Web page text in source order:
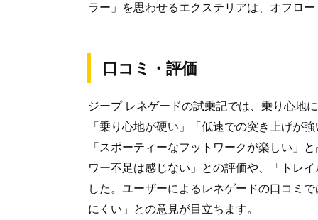
ラー」を思わせるエクステリアは、オフロ
口コミ・評価
ジープ レネゲードの試乗記では、乗り心地
「乗り心地が硬い」「低速での突き上げが
「スポーティーなフットワークが楽しい」
ワー不足は感じない」との評価や、「トレ
した。ユーザーによるレネゲードの口コミ
にくい」との意見が目立ちます。